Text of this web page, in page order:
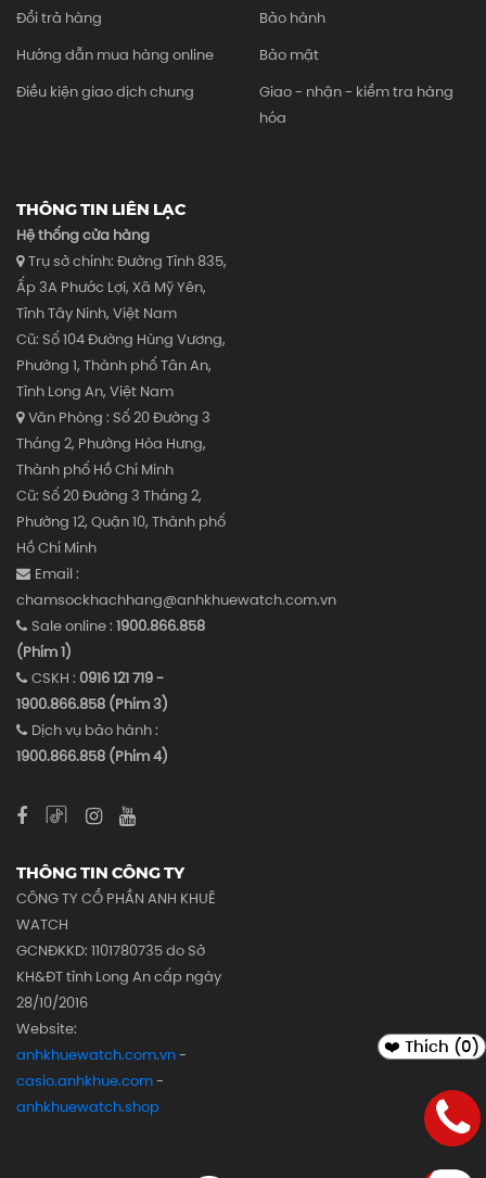
Đổi trả hàng
Hướng dẫn mua hàng online
Điều kiện giao dịch chung
Bảo hành
Bảo mật
Giao - nhận - kiểm tra hàng
hóa
THÔNG TIN LIÊN LẠC
Hệ thống cửa hàng
Trụ sở chính: Đường Tỉnh 835,
Ấp 3A Phước Lợi, Xã Mỹ Yên,
Tỉnh Tây Ninh, Việt Nam
Cũ: Số 104 Đường Hùng Vương,
Phường 1, Thành phố Tân An,
Tỉnh Long An, Việt Nam
Văn Phòng : Số 20 Đường 3
Tháng 2, Phường Hòa Hưng,
Thành phố Hồ Chí Minh
Cũ: Số 20 Đường 3 Tháng 2,
Phường 12, Quận 10, Thành phố
Hồ Chí Minh
Email :
chamsockhachhang@anhkhuewatch.com.vn
Sale online : 1900.866.858
(Phím 1)
CSKH : 0916 121 719 -
1900.866.858 (Phím 3)
Dịch vụ bảo hành :
1900.866.858 (Phím 4)
THÔNG TIN CÔNG TY
CÔNG TY CỔ PHẦN ANH KHUÊ
WATCH
GCNĐKKD: 1101780735 do Sở
KH&ĐT tỉnh Long An cấp ngày
28/10/2016
Website:
anhkhuewatch.com.vn-
casio.anhkhue.com-
anhkhuewatch.shop
❤️ Thích (0)